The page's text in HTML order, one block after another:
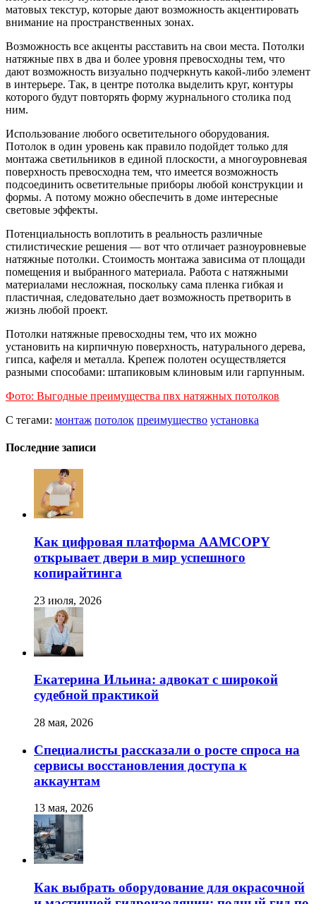
матовых текстур, которые дают возможность акцентировать
внимание на пространственных зонах.
Возможность все акценты расставить на свои места. Потолки
натяжные пвх в два и более уровня превосходны тем, что
дают возможность визуально подчеркнуть какой-либо элемент
в интерьере. Так, в центре потолка выделить круг, контуры
которого будут повторять форму журнального столика под
ним.
Использование любого осветительного оборудования.
Потолок в один уровень как правило подойдет только для
монтажа светильников в единой плоскости, а многоуровневая
поверхность превосходна тем, что имеется возможность
подсоединить осветительные приборы любой конструкции и
формы. А потому можно обеспечить в доме интересные
световые эффекты.
Потенциальность воплотить в реальность различные
стилистические решения — вот что отличает разноуровневые
натяжные потолки. Стоимость монтажа зависима от площади
помещения и выбранного материала. Работа с натяжными
материалами несложная, поскольку сама пленка гибкая и
пластичная, следовательно дает возможность претворить в
жизнь любой проект.
Потолки натяжные превосходны тем, что их можно
установить на кирпичную поверхность, натурального дерева,
гипса, кафеля и металла. Крепеж полотен осуществляется
разными способами: штапиковым клиновым или гарпунным.
Фото: Выгодные преимущества пвх натяжных потолков
С тегами: монтаж потолок преимущество установка
Последние записи
Как цифровая платформа AAMCOPY
открывает двери в мир успешного
копирайтинга
23 июля, 2026
Екатерина Ильина: адвокат с широкой
судебной практикой
28 мая, 2026
Специалисты рассказали о росте спроса на
сервисы восстановления доступа к
аккаунтам
13 мая, 2026
Как выбрать оборудование для окрасочной